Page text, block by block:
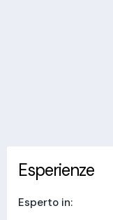
Esperienze
Esperto in: